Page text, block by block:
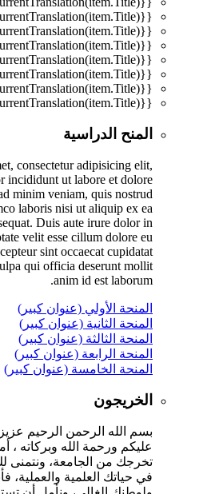
{{mmc.getCurrentTranslation(item.Title)}}
{{mmc.getCurrentTranslation(item.Title)}}
{{mmc.getCurrentTranslation(item.Title)}}
{{mmc.getCurrentTranslation(item.Title)}}
{{mmc.getCurrentTranslation(item.Title)}}
{{mmc.getCurrentTranslation(item.Title)}}
{{mmc.getCurrentTranslation(item.Title)}}
المنح الدراسية
consectetur adipisicing elit,
incididunt ut labore et dolore
minim veniam, quis nostrud
laboris nisi ut aliquip ex ea
Duis aute irure dolor in
velit esse cillum dolore eu
sint occaecat cupidatat
qui officia deserunt mollit
anim id est laborum.
المنحة الأولي (عنوان كبير)
المنحة الثانية (عنوان كبير)
المنحة الثالثة (عنوان كبير)
المنحة الرابعة (عنوان كبير)
المنحة الخامسة (عنوان كبير)
الخريجون
بسم الله الرحمن الرحيم
عليكم ورحمة الله وبركاته ،
تخرجك من الجامعة، ونتمنى
في حياتك العلمية والعملية،